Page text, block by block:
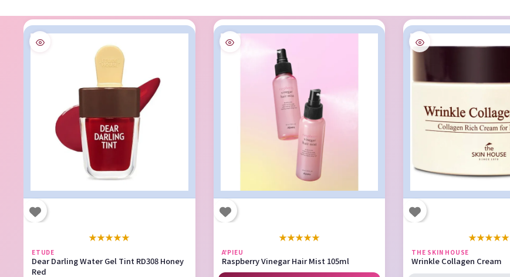
★★★★★
ETUDE
Dear Darling Water Gel Tint RD308 Honey
Red
★★★★★
A'PIEU
Raspberry Vinegar Hair Mist 105ml
★★★★★
THE SKIN HOUSE
Wrinkle Collagen Cream